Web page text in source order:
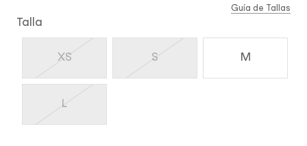
Talla
XS S M
L
Guía de Tallas